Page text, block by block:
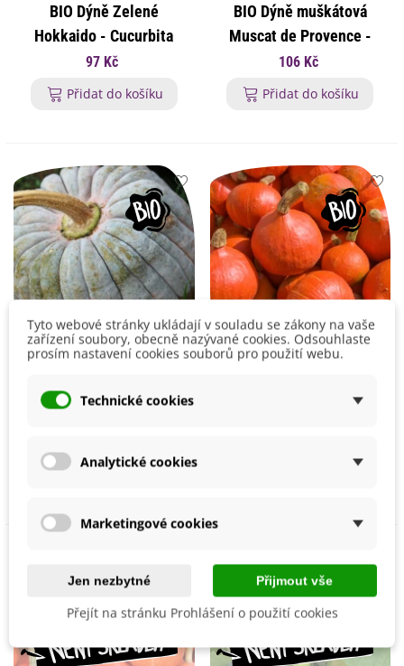
BIO Dýně Zelené
Hokkaido - Cucurbita
maxima - bio osivo dýně -
7 ks
97 Kč
Přidat do košíku
BIO Dýně muškátová
Muscat de Provence -
Cucurbita moschata - bio
osivo dýně - 5 ks
106 Kč
Přidat do košíku
BIO Dýně Black Futsu -
Přidat do košíku
BIO Dýně Solor -
Tyto webové stránky ukládají v souladu se zákony na vaše
zařízení soubory, obecně nazývané cookies. Odsouhlaste
prosím nastavení cookies souborů pro použití webu.
Technické cookies
Analytické cookies
Marketingové cookies
Jen nezbytné Přijmout vše
Přejít na stránku Prohlášení o použití cookies